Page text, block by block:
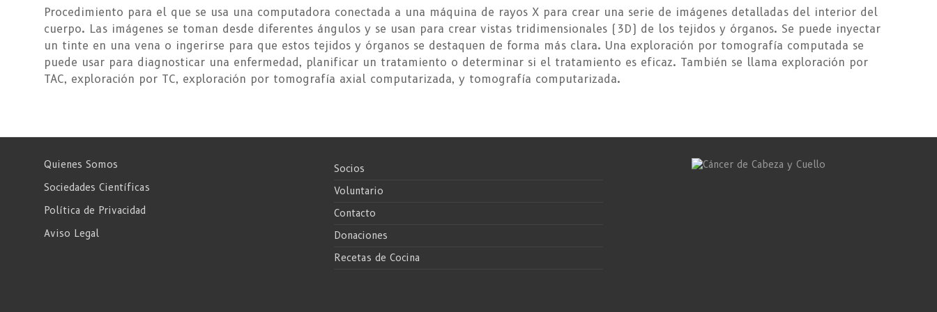
Procedimiento para el que se usa una computadora conectada a una máquina de rayos X para crear una serie de imágenes detalladas del interior del
cuerpo. Las imágenes se toman desde diferentes ángulos y se usan para crear vistas tridimensionales (3D) de los tejidos y órganos. Se puede inyectar
un tinte en una vena o ingerirse para que estos tejidos y órganos se destaquen de forma más clara. Una exploración por tomografía computada se
puede usar para diagnosticar una enfermedad, planificar un tratamiento o determinar si el tratamiento es eficaz. También se llama exploración por
TAC, exploración por TC, exploración por tomografía axial computarizada, y tomografía computarizada.
Quienes Somos
Sociedades Científicas
Política de Privacidad
Aviso Legal
Socios
Voluntario
Contacto
Donaciones
Recetas de Cocina